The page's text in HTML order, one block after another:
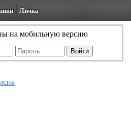
Личка
на мобильную версию